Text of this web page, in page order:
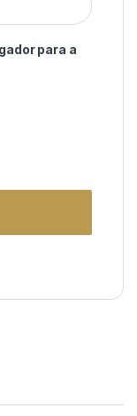
para a